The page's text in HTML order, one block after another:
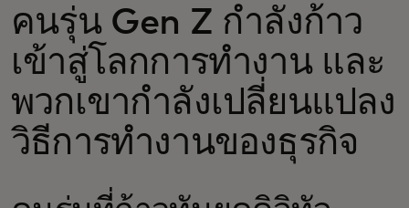
สำหรับผู้สร้างนวัตกรรม
ข่าวสารและแนวโน้ม
คนรุ่น Gen Z กำลังก้าว
เข้าสู่โลกการทำงาน และ
พวกเขากำลังเปลี่ยนแปลง
วิธีการทำงานของธุรกิจ